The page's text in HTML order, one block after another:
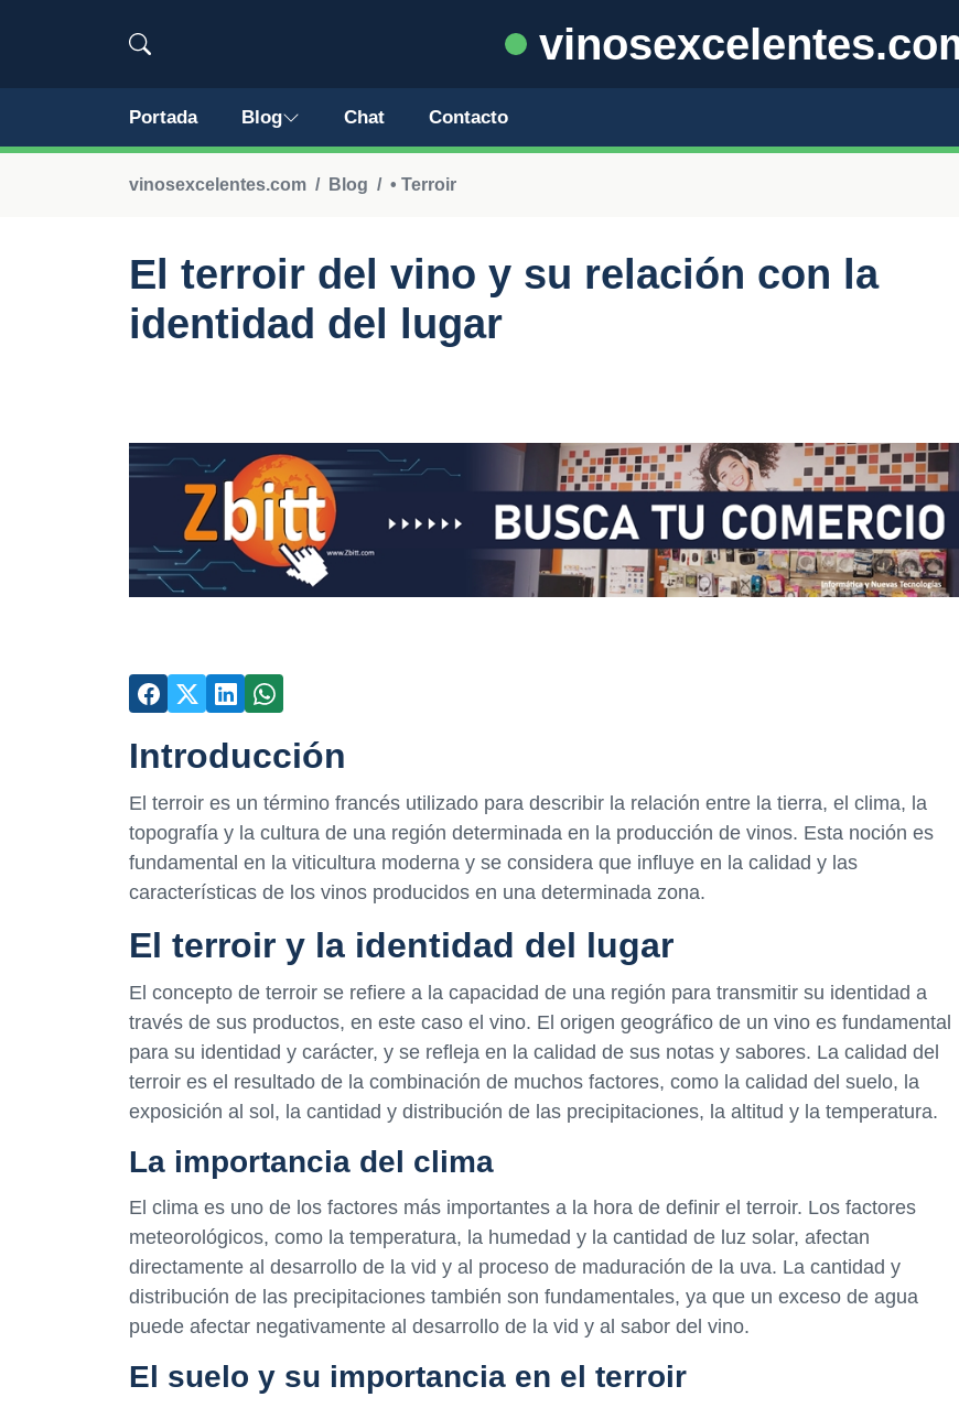
Portada Blog Chat Contacto
vinosexcelentes.com Blog • Terroir
El terroir del vino y su relación con la
identidad del lugar
Introducción
El terroir es un término francés utilizado para describir la relación entre la tierra, el clima, la
topografía y la cultura de una región determinada en la producción de vinos. Esta noción es
fundamental en la viticultura moderna y se considera que influye en la calidad y las
características de los vinos producidos en una determinada zona.
El terroir y la identidad del lugar
El concepto de terroir se refiere a la capacidad de una región para transmitir su identidad a
través de sus productos, en este caso el vino. El origen geográfico de un vino es fundamental
para su identidad y carácter, y se refleja en la calidad de sus notas y sabores. La calidad del
terroir es el resultado de la combinación de muchos factores, como la calidad del suelo, la
exposición al sol, la cantidad y distribución de las precipitaciones, la altitud y la temperatura.
La importancia del clima
El clima es uno de los factores más importantes a la hora de definir el terroir. Los factores
meteorológicos, como la temperatura, la humedad y la cantidad de luz solar, afectan
directamente al desarrollo de la vid y al proceso de maduración de la uva. La cantidad y
distribución de las precipitaciones también son fundamentales, ya que un exceso de agua
puede afectar negativamente al desarrollo de la vid y al sabor del vino.
El suelo y su importancia en el terroir